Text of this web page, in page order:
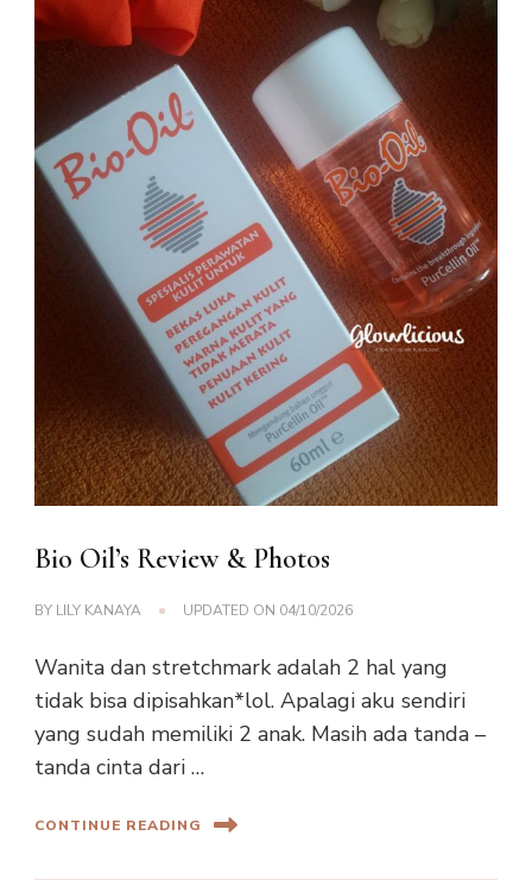
Bio Oil’s Review & Photos
BY LILY KANAYA UPDATED ON 04/10/2026
Wanita dan stretchmark adalah 2 hal yang
tidak bisa dipisahkan*lol. Apalagi aku sendiri
yang sudah memiliki 2 anak. Masih ada tanda –
tanda cinta dari …
CONTINUE READING